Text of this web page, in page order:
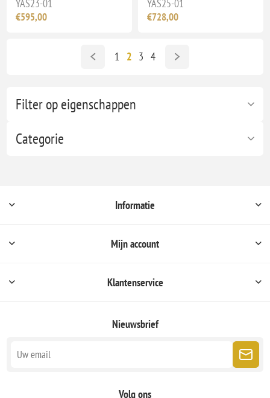
Filter op eigenschappen
Categorie
YAS23-01
€595,00
YAS25-01
€728,00
1 2 3 4
Informatie
Mijn account
Klantenservice
Nieuwsbrief
Volg ons